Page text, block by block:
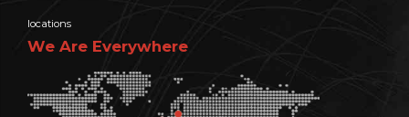
locations
We Are Everywhere